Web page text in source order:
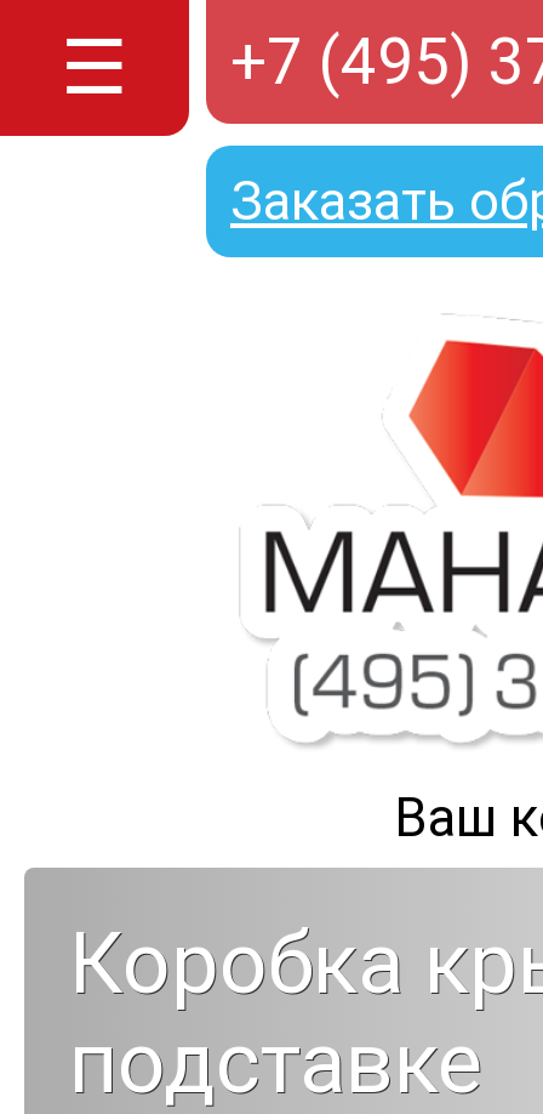
☰ +7 (495)
Заказать
Ваш
Коробка
подставке